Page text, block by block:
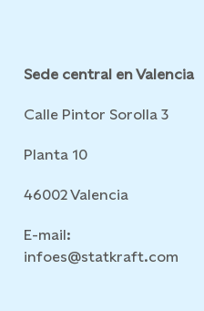
Sede central en Valencia
Calle Pintor Sorolla 3
Planta 10
46002 Valencia
E-mail:
infoes@statkraft.com